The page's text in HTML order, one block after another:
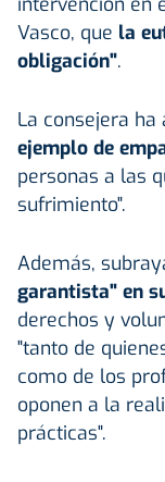
Vasco, que la
obligación".
La consejera
ejemplo de
personas a las
sufrimiento".
Además,
garantista" en
derechos y
"tanto de
como de los
oponen a la
prácticas".